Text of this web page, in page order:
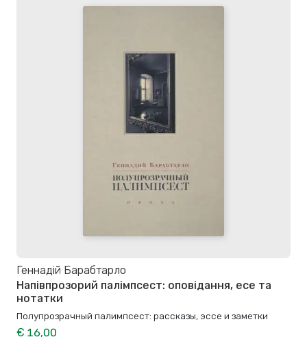
Геннадій Барабтарло
Напівпрозорий палімпсест: оповідання, есе та
нотатки
Полупрозрачный палимпсест: рассказы, эссе и заметки
€ 16,00